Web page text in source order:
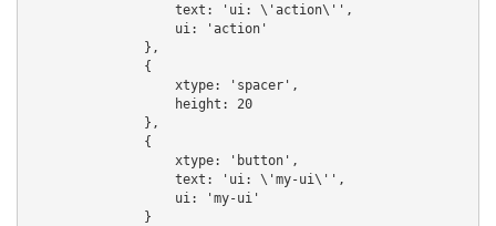
                text: 'ui: \'action\'',
                ui: 'action'
            },
            {
                xtype: 'spacer',
                height: 20
            },
            {
                xtype: 'button',
                text: 'ui: \'my-ui\'',
                ui: 'my-ui'
            }